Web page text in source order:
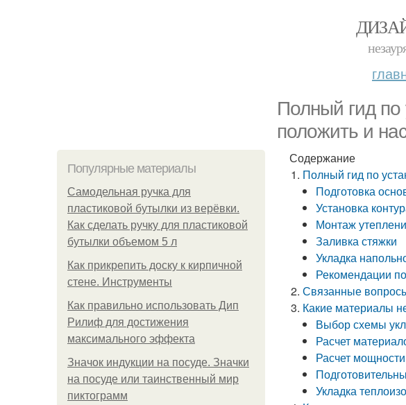
Полный гид по
положить и
Популярные материалы
Самодельная ручка для
пластиковой бутылки из верёвки.
Как сделать ручку для пластиковой
бутылки объемом 5 л
Как прикрепить доску к кирпичной
стене. Инструменты
Как правильно использовать Дип
Рилиф для достижения
максимального эффекта
Значок индукции на посуде. Значки
на посуде или таинственный мир
пиктограмм
Содержание
Полный гид по
Подготовка
Установка
Монтаж
Заливка стяжки
Укладка
Рекомендации
Связанные
Какие материалы
Выбор схемы
Расчет
Расчет мощности
Укладка